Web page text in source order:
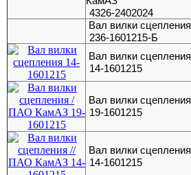
4326-2402024
Вал вилки сцепления
236-1601215-Б
Вал вилки сцепления
14-1601215
Вал вилки
19-1601215
Вал вилки
14-1601215